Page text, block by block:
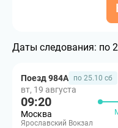
Даты следования: по
Поезд 984А по 25.10 сб
вт, 19 августа
09:20
Москва
Ярославский Вокзал